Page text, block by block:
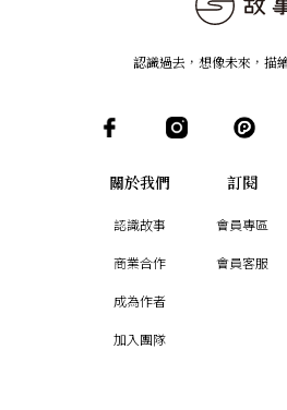
認識過去，想像未來 ， 描
關於我們
認識故事
商業合作
成為作者
加入團隊
訂閱
會員專區
會員客服